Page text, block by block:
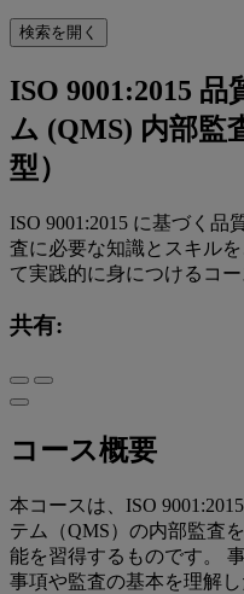
検索を開く
ISO 9001:2015
ム (QMS) 内部監
型）
ISO 9001:2015 に基づく
査に必要な知識とスキル
て実践的に身につけるコー
共有:
コース概要
本コースは、ISO
テム（QMS）の内部監査
能を習得するものです。
事項や監査の基本を理解